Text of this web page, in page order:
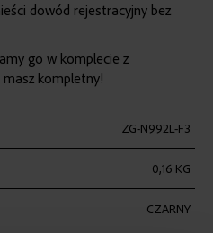
dowód rejestracyjny bez
go w komplecie z
masz kompletny!
ZG-N992L-F3
0,16 KG
CZARNY